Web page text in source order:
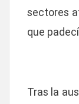
sectores
que
Tras la